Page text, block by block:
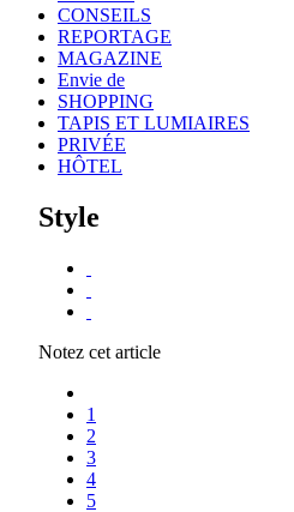
CONSEILS
REPORTAGE
MAGAZINE
Envie de
SHOPPING
TAPIS ET LUMIAIRES
PRIVÉE
HÔTEL
Style
Notez cet article
1
2
3
4
5